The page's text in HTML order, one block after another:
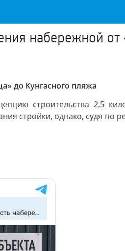
набережной
до Кунгасного пляжа
строительства 2,5
стройки, однако, судя по